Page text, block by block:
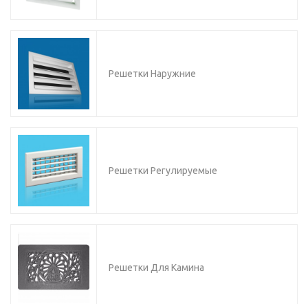
Решетки Наружние
Решетки Регулируемые
Решетки Для Камина